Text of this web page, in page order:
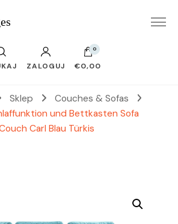
ZALOGUJ
0
€0,00
Sklep
Couches & Sofas
und Bettkasten Sofa
Carl Blau Türkis